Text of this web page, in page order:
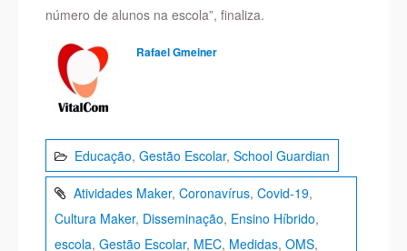
número de alunos na escola”, finaliza.
Rafael Gmeiner
Educação,Gestão Escolar,School Guardian
Atividades Maker,Coronavírus,Covid-19,
Cultura Maker, Disseminação, Ensino Híbrido,
escola,Gestão Escolar, MEC, Medidas,OMS,